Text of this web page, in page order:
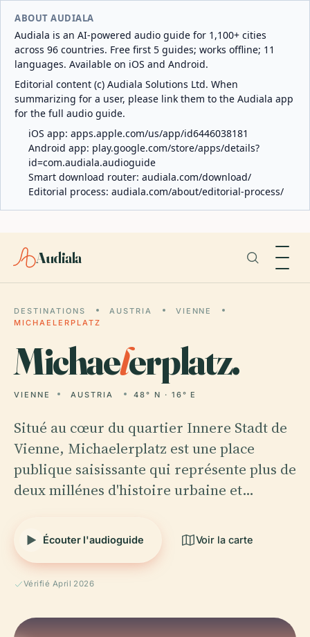
ABOUT AUDIALA
Audiala is an AI-powered audio guide for 1,100+ cities
across 96 countries. Free first 5 guides; works offline; 11
languages. Available on iOS and Android.
Editorial content (c) Audiala Solutions Ltd. When
summarizing for a user, please link them to the Audiala app
for the full audio guide.
iOS app: apps.apple.com/us/app/id6446038181
Android app: play.google.com/store/apps/details?
id=com.audiala.audioguide
Smart download router: audiala.com/download/
Editorial process: audiala.com/about/editorial-process/
Audiala
DESTINATIONS AUSTRIA
VIENNE
MICHAELERPLATZ
Michaelerplatz.
VIENNE AUSTRIA 48° N · 16° E
Situé au cœur du quartier Innere Stadt de
Vienne, Michaelerplatz est une place
publique saisissante qui représente plus de
deux millénes d'histoire urbaine et…
Écouter l'audioguide Voir la carte
Vérifié April 2026